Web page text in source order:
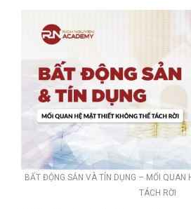
BẤT ĐỘNG SẢN VÀ TÍN DỤNG – MỐI QUAN
TÁCH RỜI